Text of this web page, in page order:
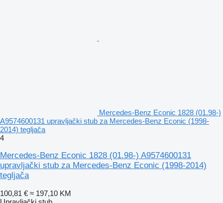
Mercedes-Benz Econic 1828 (01.98-)
A9574600131 upravljački stub za Mercedes-Benz Econic (1998-
2014) tegljača
4
Mercedes-Benz Econic 1828 (01.98-) A9574600131
upravljački stub za Mercedes-Benz Econic (1998-2014)
tegljača
100,81 € ≈ 197,10 KM